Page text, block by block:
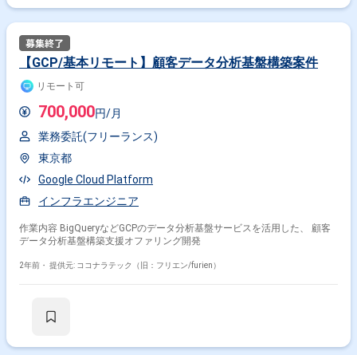
【GCP/基本リモート】顧客データ分析基盤構築案件
リモート可
700,000円/月
業務委託(フリーランス)
東京都
Google Cloud Platform
インフラエンジニア
作業内容 BigQueryなどGCPのデータ分析基盤サービスを活用した、 顧客
データ分析基盤構築支援オファリング開発
2年前・ 提供元: ココナラテック（旧：フリエン/furien）